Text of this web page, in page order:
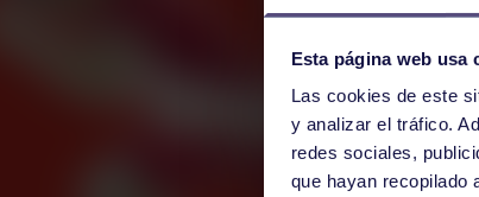
Esta página web usa
Las cookies de este
y analizar el tráfico.
redes sociales,
que hayan recopilado